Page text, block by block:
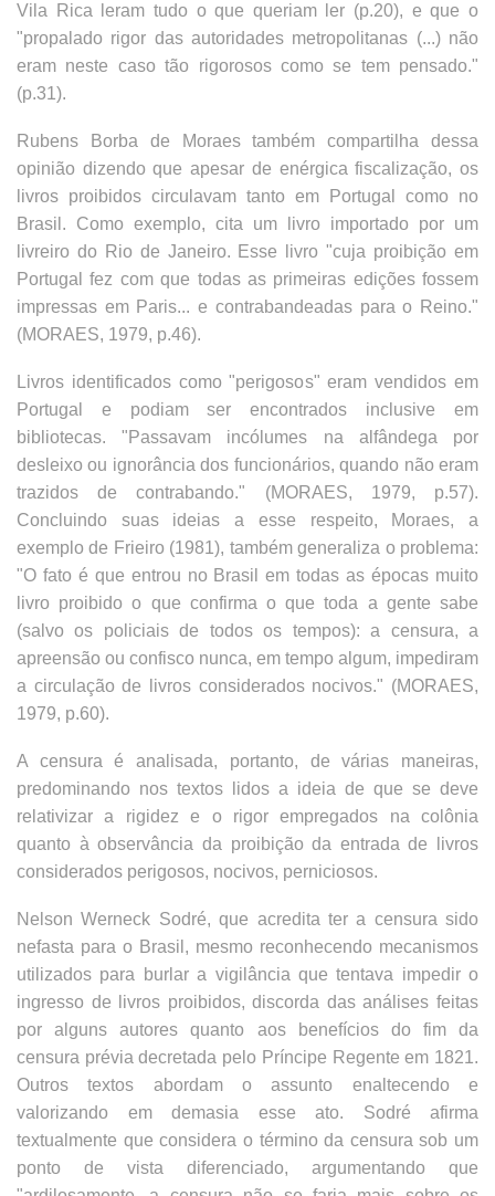
Vila Rica leram tudo o que queriam ler (p.20), e que o
"propalado rigor das autoridades metropolitanas (...) não
eram neste caso tão rigorosos como se tem pensado."
(p.31).
Rubens Borba de Moraes também compartilha dessa
opinião dizendo que apesar de enérgica fiscalização, os
livros proibidos circulavam tanto em Portugal como no
Brasil. Como exemplo, cita um livro importado por um
livreiro do Rio de Janeiro. Esse livro "cuja proibição em
Portugal fez com que todas as primeiras edições fossem
impressas em Paris... e contrabandeadas para o Reino."
(MORAES, 1979, p.46).
Livros identificados como "perigosos" eram vendidos em
Portugal e podiam ser encontrados inclusive em
bibliotecas. "Passavam incólumes na alfândega por
desleixo ou ignorância dos funcionários, quando não eram
trazidos de contrabando." (MORAES, 1979, p.57).
Concluindo suas ideias a esse respeito, Moraes, a
exemplo de Frieiro (1981), também generaliza o problema:
"O fato é que entrou no Brasil em todas as épocas muito
livro proibido o que confirma o que toda a gente sabe
(salvo os policiais de todos os tempos): a censura, a
apreensão ou confisco nunca, em tempo algum, impediram
a circulação de livros considerados nocivos." (MORAES,
1979, p.60).
A censura é analisada, portanto, de várias maneiras,
predominando nos textos lidos a ideia de que se deve
relativizar a rigidez e o rigor empregados na colônia
quanto à observância da proibição da entrada de livros
considerados perigosos, nocivos, perniciosos.
Nelson Werneck Sodré, que acredita ter a censura sido
nefasta para o Brasil, mesmo reconhecendo mecanismos
utilizados para burlar a vigilância que tentava impedir o
ingresso de livros proibidos, discorda das análises feitas
por alguns autores quanto aos benefícios do fim da
censura prévia decretada pelo Príncipe Regente em 1821.
Outros textos abordam o assunto enaltecendo e
valorizando em demasia esse ato. Sodré afirma
textualmente que considera o término da censura sob um
ponto de vista diferenciado, argumentando que